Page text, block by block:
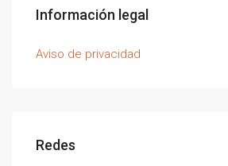
Información legal
Aviso de privacidad
Redes